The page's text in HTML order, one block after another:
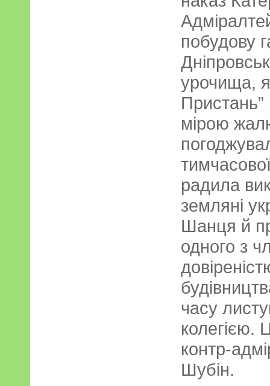
побудову
урочища,
мірою
радила
земляні
Шанця й
одного з
часу
колегією.
контр-
Шубін.